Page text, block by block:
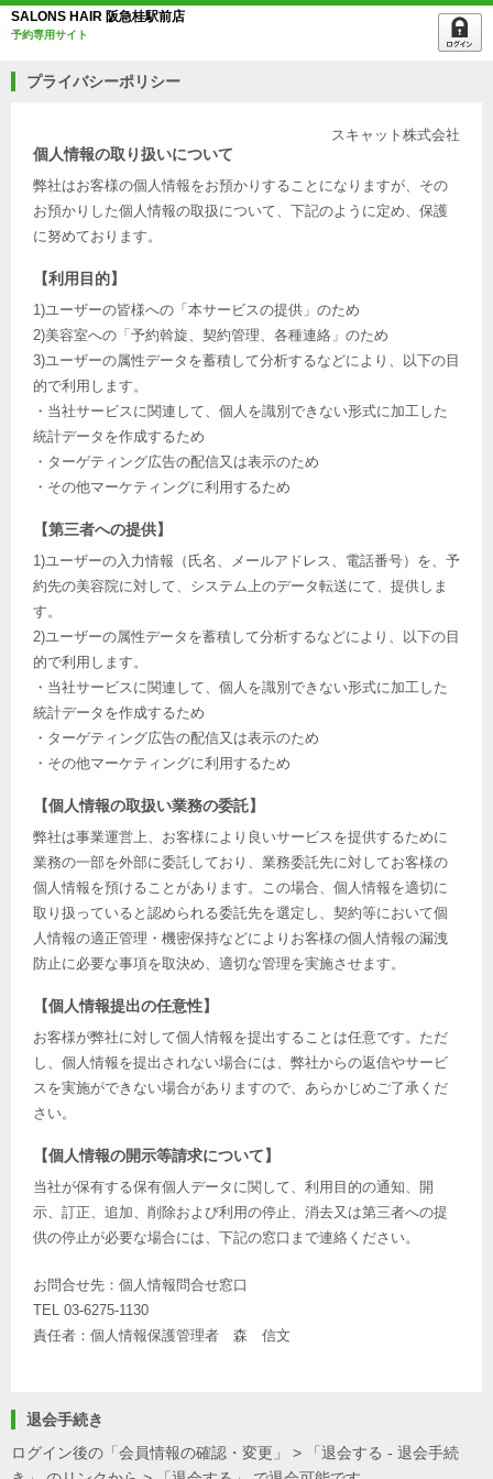
SALONS HAIR 阪急桂駅前店
予約専用サイト
プライバシーポリシー
スキャット株式会社
個人情報の取り扱いについて
弊社はお客様の個人情報をお預かりすることになりますが、その
お預かりした個人情報の取扱について、下記のように定め、保護
に努めております。
【利用目的】
1)ユーザーの皆様への「本サービスの提供」のため
2)美容室への「予約斡旋、契約管理、各種連絡」のため
3)ユーザーの属性データを蓄積して分析するなどにより、以下の目
的で利用します。
・当社サービスに関連して、個人を識別できない形式に加工した
統計データを作成するため
・ターゲティング広告の配信又は表示のため
・その他マーケティングに利用するため
【第三者への提供】
1)ユーザーの入力情報（氏名、メールアドレス、電話番号）を、予
約先の美容院に対して、システム上のデータ転送にて、提供しま
す。
2)ユーザーの属性データを蓄積して分析するなどにより、以下の目
的で利用します。
・当社サービスに関連して、個人を識別できない形式に加工した
統計データを作成するため
・ターゲティング広告の配信又は表示のため
・その他マーケティングに利用するため
【個人情報の取扱い業務の委託】
弊社は事業運営上、お客様により良いサービスを提供するために
業務の一部を外部に委託しており、業務委託先に対してお客様の
個人情報を預けることがあります。この場合、個人情報を適切に
取り扱っていると認められる委託先を選定し、契約等において個
人情報の適正管理・機密保持などによりお客様の個人情報の漏洩
防止に必要な事項を取決め、適切な管理を実施させます。
【個人情報提出の任意性】
お客様が弊社に対して個人情報を提出することは任意です。ただ
し、個人情報を提出されない場合には、弊社からの返信やサービ
スを実施ができない場合がありますので、あらかじめご了承くだ
さい。
【個人情報の開示等請求について】
当社が保有する保有個人データに関して、利用目的の通知、開
示、訂正、追加、削除および利用の停止、消去又は第三者への提
供の停止が必要な場合には、下記の窓口まで連絡ください。
お問合せ先：個人情報問合せ窓口
TEL 03-6275-1130
責任者：個人情報保護管理者 森 信文
退会手続き
ログイン後の「会員情報の確認・変更」 > 「退会する - 退会手続